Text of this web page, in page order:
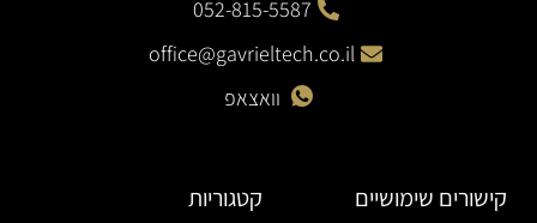
052-815-5587
office@gavrieltech.co.il
וואצאפ
קישורים שימושיים קטגוריות